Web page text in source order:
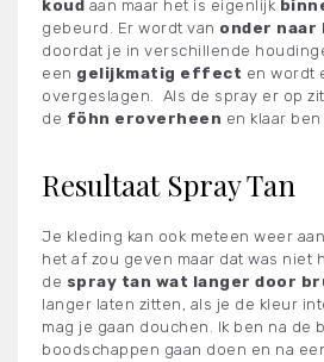
koud aan maar het is eigenlijk
gebeurd. Er wordt van onder naar
doordat je in verschillende
een gelijkmatig effect en wordt
overgeslagen. Als de spray er op
de föhn eroverheen en klaar ben
Resultaat Spray Tan
Je kleding kan ook meteen weer
het af zou geven maar dat was niet
de spray tan wat langer door
langer laten zitten, als je de kleur
mag je gaan douchen. Ik ben na de
boodschappen gaan doen en na